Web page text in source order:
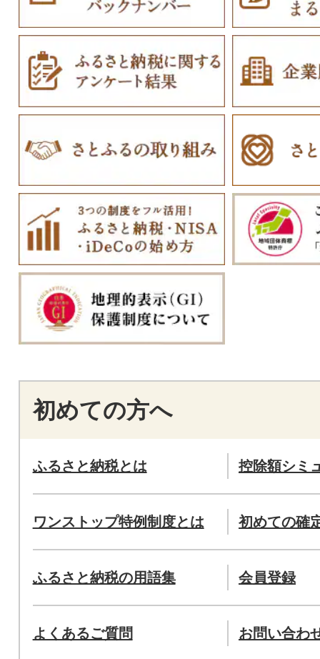
初めての方へ
ふるさと納税とは 控除額シミ
ワンストップ特例制度とは 初めての確
ふるさと納税の用語集 会員登録
よくあるご質問 お問い合わ